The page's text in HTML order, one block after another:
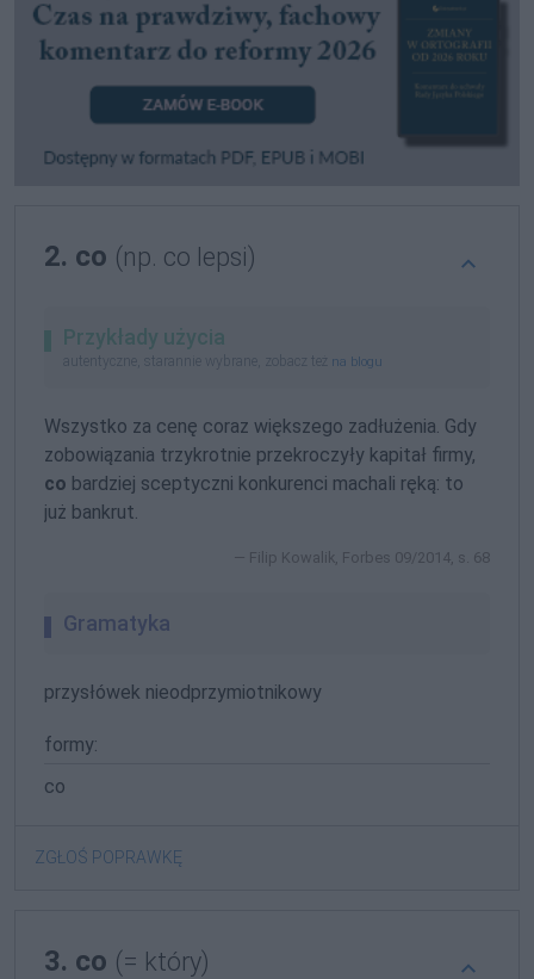
2. co (np. co lepsi)
Przykłady użycia
autentyczne, starannie wybrane, zobacz też na blogu
Wszystko za cenę coraz większego zadłużenia. Gdy
zobowiązania trzykrotnie przekroczyły kapitał firmy,
co bardziej sceptyczni konkurenci machali ręką: to
już bankrut.
Filip Kowalik, Forbes 09/2014, s. 68
Gramatyka
przysłówek nieodprzymiotnikowy
formy:
co
ZGŁOŚ POPRAWKĘ
3. co (= który)